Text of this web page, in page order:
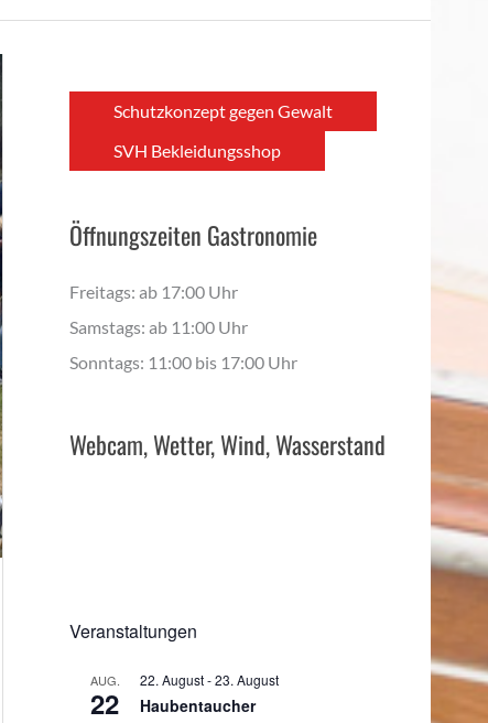
Schutzkonzept gegen Gewalt
SVH Bekleidungsshop
Öffnungszeiten Gastronomie
Freitags: ab 17:00 Uhr
Samstags: ab 11:00 Uhr
Sonntags: 11:00 bis 17:00 Uhr
Webcam, Wetter, Wind, Wasserstand
Veranstaltungen
AUG.
22
22. August-23. August
Haubentaucher